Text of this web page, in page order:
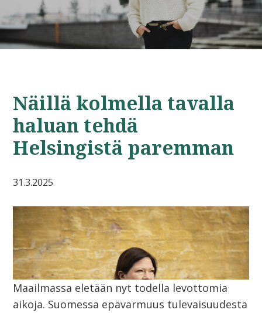
Näillä kolmella tavalla
haluan tehdä
Helsingistä paremman
31.3.2025
Maailmassa eletään nyt todella levottomia
aikoja. Suomessa epävarmuus tulevaisuudesta